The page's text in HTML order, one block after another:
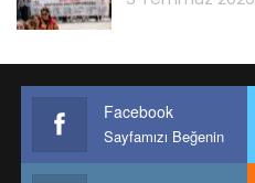
Facebook
Sayfamızı Beğenin